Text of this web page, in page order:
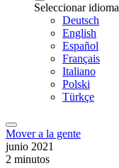
Seleccionar idioma
Deutsch
English
Español
Français
Italiano
Polski
Türkçe
Mover a la gente
junio 2021
2 minutos